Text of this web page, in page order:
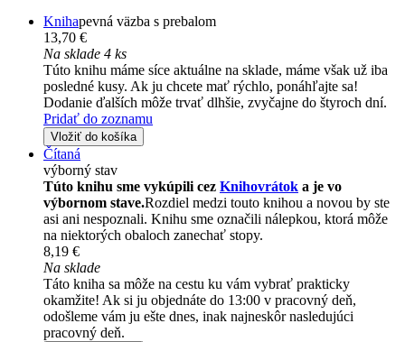
Knihapevná väzba s prebalom
13,70 €
Na sklade 4 ks
Túto knihu máme síce aktuálne na sklade, máme však už iba
posledné kusy. Ak ju chcete mať rýchlo, ponáhľajte sa!
Dodanie ďalších môže trvať dlhšie, zvyčajne do štyroch dní.
Pridať do zoznamu
Vložiť do košíka
Čítaná
výborný stav
Túto knihu sme vykúpili cez Knihovrátok a je vo
výbornom stave.Rozdiel medzi touto knihou a novou by ste
asi ani nespoznali. Knihu sme označili nálepkou, ktorá môže
na niektorých obaloch zanechať stopy.
8,19 €
Na sklade
Táto kniha sa môže na cestu ku vám vybrať prakticky
okamžite! Ak si ju objednáte do 13:00 v pracovný deň,
odošleme vám ju ešte dnes, inak najneskôr nasledujúci
pracovný deň.